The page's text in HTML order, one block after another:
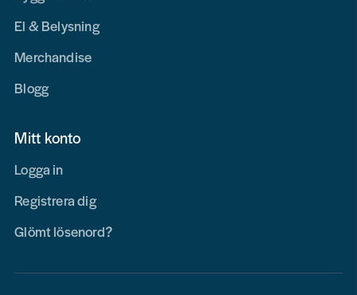
El & Belysning
Merchandise
Blogg
Mitt konto
Logga in
Registrera dig
Glömt lösenord?